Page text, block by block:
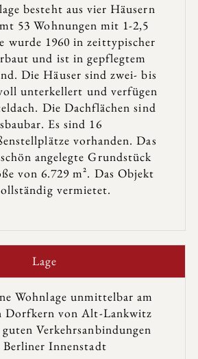
besteht aus vier Häusern
53 Wohnungen mit 1-2,5
wurde 1960 in zeittypischer
und ist in gepflegtem
Die Häuser sind zwei- bis
unterkellert und verfügen
Die Dachflächen sind
Es sind 16
vorhanden. Das
angelegte Grundstück
von 6.729 m². Das Objekt
vermietet.
Lage
Wohnlage unmittelbar am
Dorfkern von Alt-Lankwitz
Verkehrsanbindungen
Innenstadt